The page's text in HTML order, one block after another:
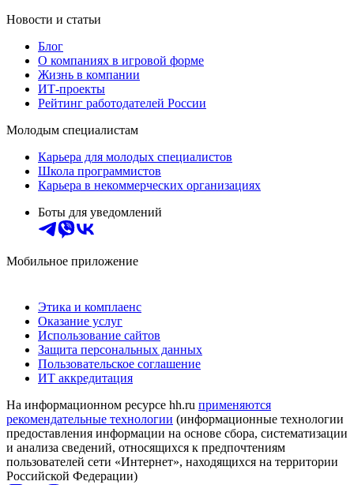
Новости и статьи
Блог
О компаниях в игровой форме
Жизнь в компании
ИТ-проекты
Рейтинг работодателей России
Молодым специалистам
Карьера для молодых специалистов
Школа программистов
Карьера в некоммерческих организациях
Боты для уведомлений
Мобильное приложение
Этика и комплаенс
Оказание услуг
Использование сайтов
Защита персональных данных
Пользовательское соглашение
ИТ аккредитация
На информационном ресурсе hh.ru применяются
рекомендательные технологии (информационные технологии
предоставления информации на основе сбора, систематизации
и анализа сведений, относящихся к предпочтениям
пользователей сети «Интернет», находящихся на территории
Российской Федерации)